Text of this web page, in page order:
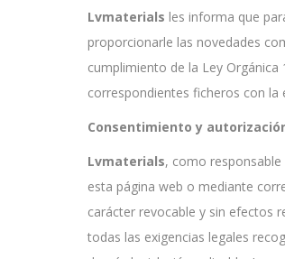
Lvmaterials les informa que
proporcionarle las novedades
cumplimiento de la Ley
correspondientes ficheros con
Consentimiento y
Lvmaterials, como
esta página web o mediante
carácter revocable y sin efectos
todas las exigencias legales